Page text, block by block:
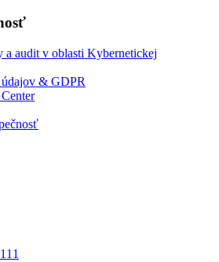
a audit v oblasti Kybernetickej
& GDPR